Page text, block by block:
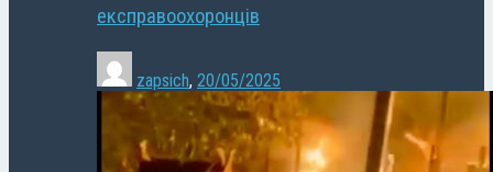
експравоохоронців
zapsich, 20/05/2025